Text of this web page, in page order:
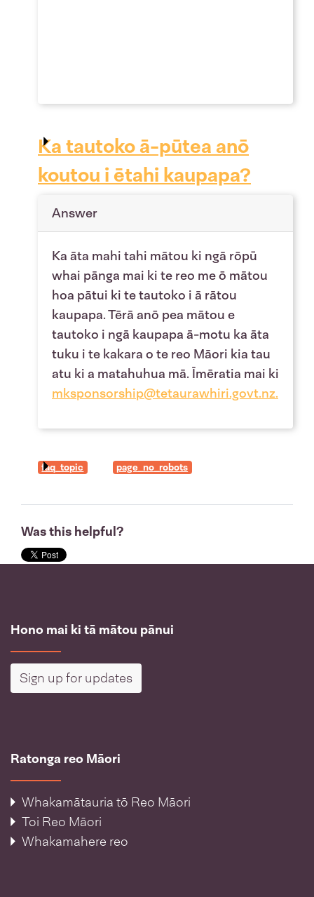
Ka tautoko ā-pūtea anō
koutou i ētahi kaupapa?
Answer
Ka āta mahi tahi mātou ki ngā rōpū
whai pānga mai ki te reo me ō mātou
hoa pātui ki te tautoko i ā rātou
kaupapa. Tērā anō pea mātou e
tautoko i ngā kaupapa ā-motu ka āta
tuku i te kakara o te reo Māori kia tau
atu ki a matahuhua mā. Īmēratia mai ki
mksponsorship@tetaurawhiri.govt.nz.
faq_topic page_no_robots
Was this helpful?
Hono mai ki tā mātou pānui
Sign up for updates
Ratonga reo Māori
Whakamātauria tō Reo Māori
Toi Reo Māori
Whakamahere reo